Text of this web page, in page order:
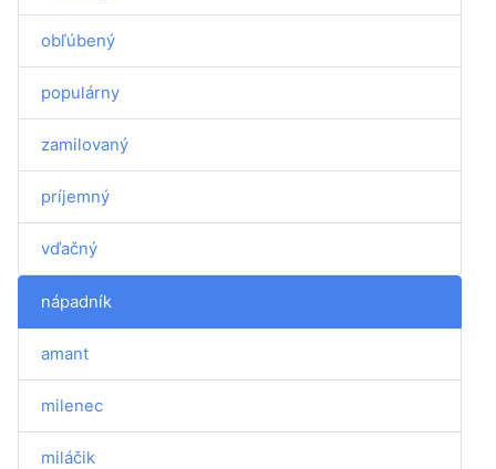
obľúbený
populárny
zamilovaný
príjemný
vďačný
nápadník
amant
milenec
miláčik